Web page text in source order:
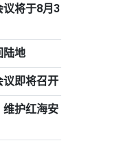
议将于8月3
陆地
议即将召开
维护红海安